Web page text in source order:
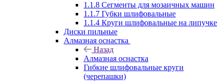
1.1.8 Сегменты для мозаичных машин
1.1.7 Губки шлифовальные
1.1.4 Круги шлифовальные на липучке
Диски пильные
Алмазная оснастка
Назад
Алмазная оснастка
Гибкие шлифовальные круги
(черепашки)